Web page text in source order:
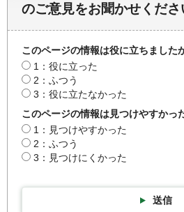
のご意見をお聞かせくださ
このページの情報は役に立ちました
1：役に立った
2：ふつう
3：役に立たなかった
このページの情報は見つけやすかっ
1：見つけやすかった
2：ふつう
3：見つけにくかった
送信